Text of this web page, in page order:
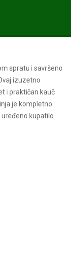
spratu i savršeno
izuzetno
i praktičan kauč
je kompletno
kupatilo